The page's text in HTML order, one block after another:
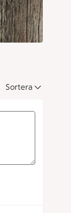
Sortera